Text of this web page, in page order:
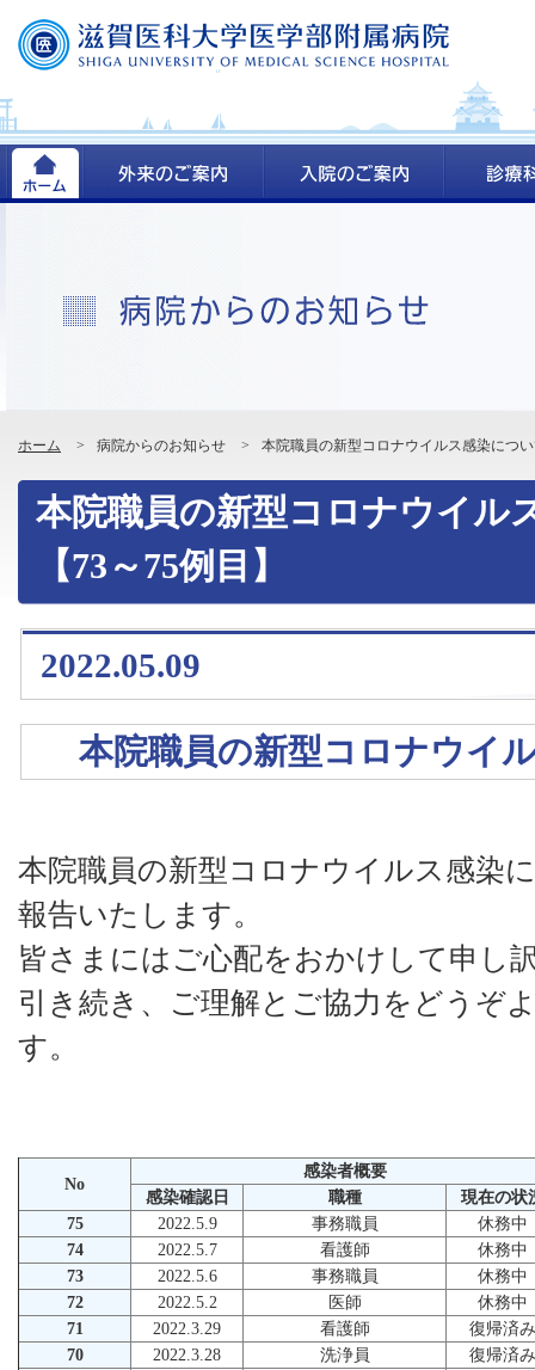
ホーム > 病院からのお知らせ > 本院職員の新型コロナウイルス感染につ
本院職員の新型コロナウイル
【73～75例目】
2022.05.09
本院職員の新型コロナウイ
本院職員の新型コロナウイルス感染
報告いたします。
皆さまにはご心配をおかけして申し
引き続き、ご理解とご協力をどうぞ
す。
No
感染者概要
感染確認日
職種
現在の状
75
2022.5.9 事務職員
休務中
74
2022.5.7 看護師
休務中
73
2022.5.6 事務職員
休務中
72
2022.5.2 医師
休務中
71
2022.3.29 看護師
復帰済み
70
2022.3.28 洗浄員
復帰済み